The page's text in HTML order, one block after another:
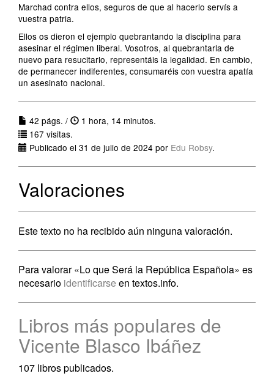
Marchad contra ellos, seguros de que al hacerlo servís a
vuestra patria.
Ellos os dieron el ejemplo quebrantando la disciplina para
asesinar el régimen liberal. Vosotros, al quebrantarla de
nuevo para resucitarlo, representáis la legalidad. En cambio,
de permanecer indiferentes, consumaréis con vuestra apatía
un asesinato nacional.
42 págs. /
1 hora, 14 minutos.
167 visitas.
Publicado el 31 de julio de 2024 por Edu Robsy.
Valoraciones
Este texto no ha recibido aún ninguna valoración.
Para valorar «Lo que Será la República Española» es
necesario identificarse en textos.info.
Libros más populares de
Vicente Blasco Ibáñez
107 libros publicados.